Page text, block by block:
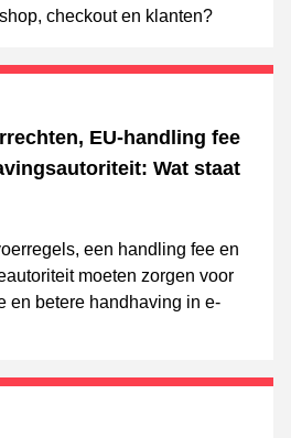
checkout en klanten?
EU-handling fee
Wat staat
een handling fee en
moeten zorgen voor
en betere handhaving in e-